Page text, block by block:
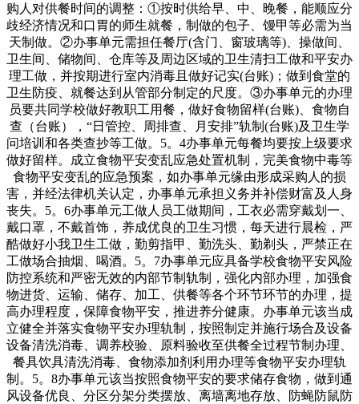
购人对供餐时间的调整：①按时供给早、中、晚餐，能顺应分
歧经济情况和口胃的师生就餐，制做的包子、馒甲等必需为当
天制做。②办事单元需担任餐厅(含门、窗玻璃等)、操做间、
卫生间、储物间、仓库等及周边区域的卫生清扫工做和平安办
理工做，并按期进行室内消毒且做好记实(台账)；做到食堂的
卫生防疫、就餐达到从管部分制定的尺度。③办事单元的办理
员要共同学校做好教职工用餐，做好食物留样(台账)、食物自
查（台账），“日管控、周排查、月安排”轨制(台账)及卫生学
问培训和各类查抄等工做。5。4办事单元每餐均要按上级要求
做好留样。成立食物平安变乱应急处置机制，完美食物中毒等
食物平安变乱的应急预案，如办事单元缘由形成采购人的损
害，并经法律机关认定，办事单元承担义务并补偿财富及人身
丧失。5。6办事单元工做人员工做期间，工衣必需穿戴划一、
戴口罩，不戴首饰，养成优良的卫生习惯，每天进行晨检，严
酷做好小我卫生工做，勤剪指甲、勤洗头、勤剃头，严禁正在
工做场合抽烟、喝酒。5。7办事单元应具备学校食物平安风险
防控系统和严密无效的内部节制轨制，强化内部办理，加强食
物进货、运输、储存、加工、供餐等各个环节环节的办理，提
高办理程度，保障食物平安，推进养分健康。办事单元该当成
立健全并落实食物平安办理轨制，按照制定并施行场合及设备
设备清洗消毒、调养校验、原料验收至供餐全过程节制办理、
餐具饮具清洗消毒、食物添加剂利用办理等食物平安办理轨
制。5。8办事单元该当按照食物平安的要求储存食物，做到通
风设备优良、分区分架分类摆放、离墙离地存放、防蝇防鼠防